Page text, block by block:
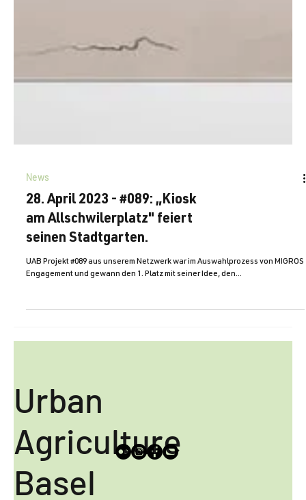
News
28. April 2023 - #089: „Kiosk
am Allschwilerplatz" feiert
seinen Stadtgarten.
Urban
Agriculture